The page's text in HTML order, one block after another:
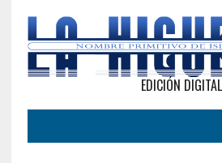
EDICIÓN DIGITAL